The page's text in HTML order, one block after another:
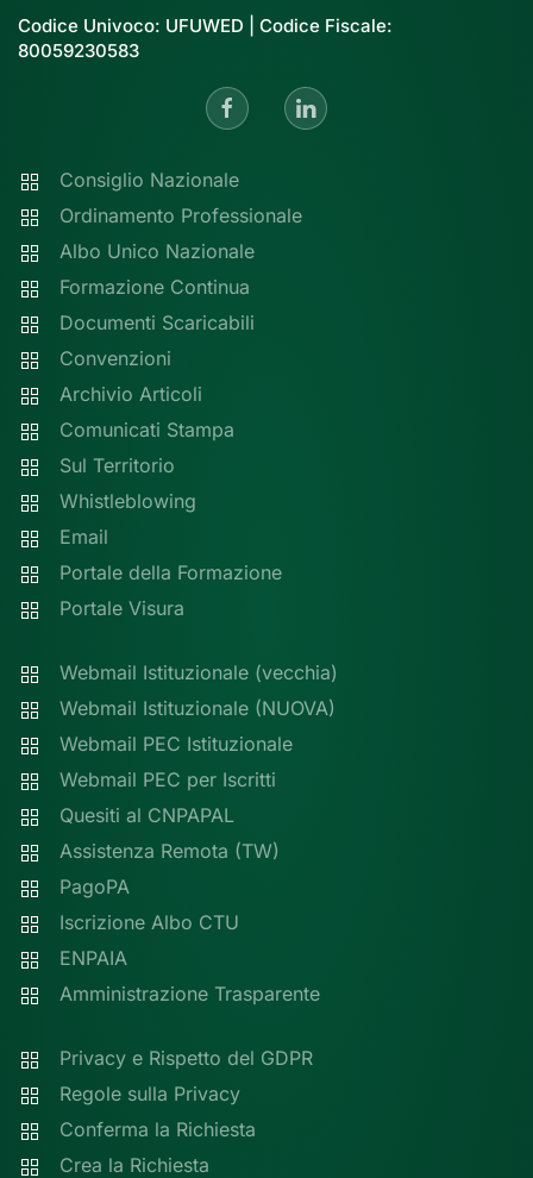
Codice Univoco: UFUWED | Codice Fiscale:
80059230583
Consiglio Nazionale
Ordinamento Professionale
Albo Unico Nazionale
Formazione Continua
Documenti Scaricabili
Convenzioni
Archivio Articoli
Comunicati Stampa
Sul Territorio
Whistleblowing
Email
Portale della Formazione
Portale Visura
Webmail Istituzionale (vecchia)
Webmail Istituzionale (NUOVA)
Webmail PEC Istituzionale
Webmail PEC per Iscritti
Quesiti al CNPAPAL
Assistenza Remota (TW)
PagoPA
Iscrizione Albo CTU
ENPAIA
Amministrazione Trasparente
Privacy e Rispetto del GDPR
Regole sulla Privacy
Conferma la Richiesta
Crea la Richiesta